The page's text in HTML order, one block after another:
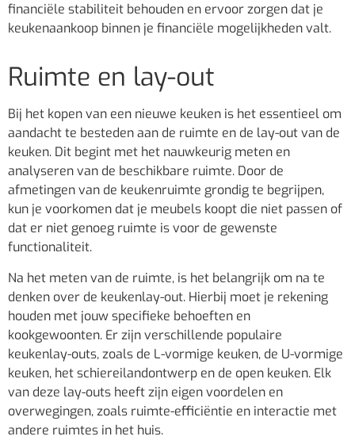
financiële stabiliteit behouden en ervoor zorgen dat je
keukenaankoop binnen je financiële mogelijkheden valt.
Ruimte en lay-out
Bij het kopen van een nieuwe keuken is het essentieel om
aandacht te besteden aan de ruimte en de lay-out van de
keuken. Dit begint met het nauwkeurig meten en
analyseren van de beschikbare ruimte. Door de
afmetingen van de keukenruimte grondig te begrijpen,
kun je voorkomen dat je meubels koopt die niet passen of
dat er niet genoeg ruimte is voor de gewenste
functionaliteit.
Na het meten van de ruimte, is het belangrijk om na te
denken over de keukenlay-out. Hierbij moet je rekening
houden met jouw specifieke behoeften en
kookgewoonten. Er zijn verschillende populaire
keukenlay-outs, zoals de L-vormige keuken, de U-vormige
keuken, het schiereilandontwerp en de open keuken. Elk
van deze lay-outs heeft zijn eigen voordelen en
overwegingen, zoals ruimte-efficiëntie en interactie met
andere ruimtes in het huis.